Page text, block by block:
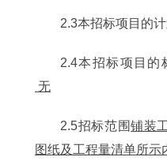
2.3本招标项目的
2.4本招标项目的
无
2.5招标范围铺装
图纸及工程量清单所示